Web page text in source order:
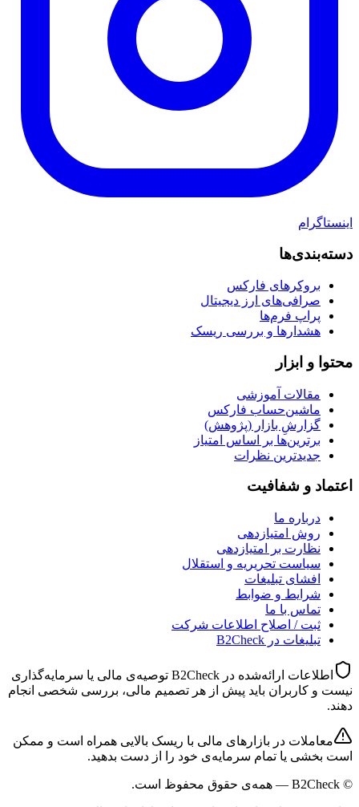
اینستاگرام
دسته‌بندی‌ها
بروکرهای فارکس
صرافی‌های ارز دیجیتال
پراپ فرم‌ها
هشدارها و بررسی ریسک
محتوا و ابزار
مقالات آموزشی
ماشین‌حساب فارکس
گزارشِ بازار (پژوهش)
برترین‌ها بر اساس امتیاز
جدیدترین نظرات
اعتماد و شفافیت
درباره ما
روش امتیازدهی
نظارت بر امتیازدهی
سیاست تحریریه و استقلال
افشای تبلیغات
شرایط و ضوابط
تماس با ما
ثبت / اصلاح اطلاعات شرکت
تبلیغات در B2Check
اطلاعات ارائه‌شده در B2Check توصیه‌ی مالی یا سرمایه‌گذاری
نیست و کاربران باید پیش از هر تصمیم مالی، بررسی شخصی انجام
دهند.
معاملات در بازارهای مالی با ریسک بالایی همراه است و ممکن
است بخشی یا تمام سرمایه‌ی خود را از دست بدهید.
©
B2Check — همه‌ی حقوق محفوظ است.